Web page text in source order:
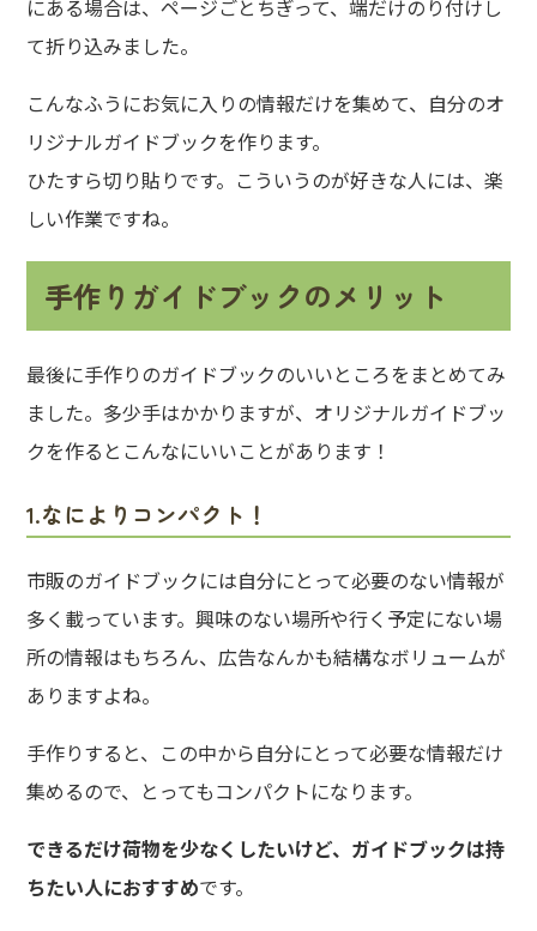
にある場合は、ページごとちぎって、端だけのり付けし
て折り込みました。
こんなふうにお気に入りの情報だけを集めて、自分のオ
リジナルガイドブックを作ります。
ひたすら切り貼りです。こういうのが好きな人には、楽
しい作業ですね。
手作りガイドブックのメリット
最後に手作りのガイドブックのいいところをまとめてみ
ました。多少手はかかりますが、オリジナルガイドブッ
クを作るとこんなにいいことがあります！
1.なによりコンパクト！
市販のガイドブックには自分にとって必要のない情報が
多く載っています。興味のない場所や行く予定にない場
所の情報はもちろん、広告なんかも結構なボリュームが
ありますよね。
手作りすると、この中から自分にとって必要な情報だけ
集めるので、とってもコンパクトになります。
できるだけ荷物を少なくしたいけど、ガイドブックは持
ちたい人におすすめです。